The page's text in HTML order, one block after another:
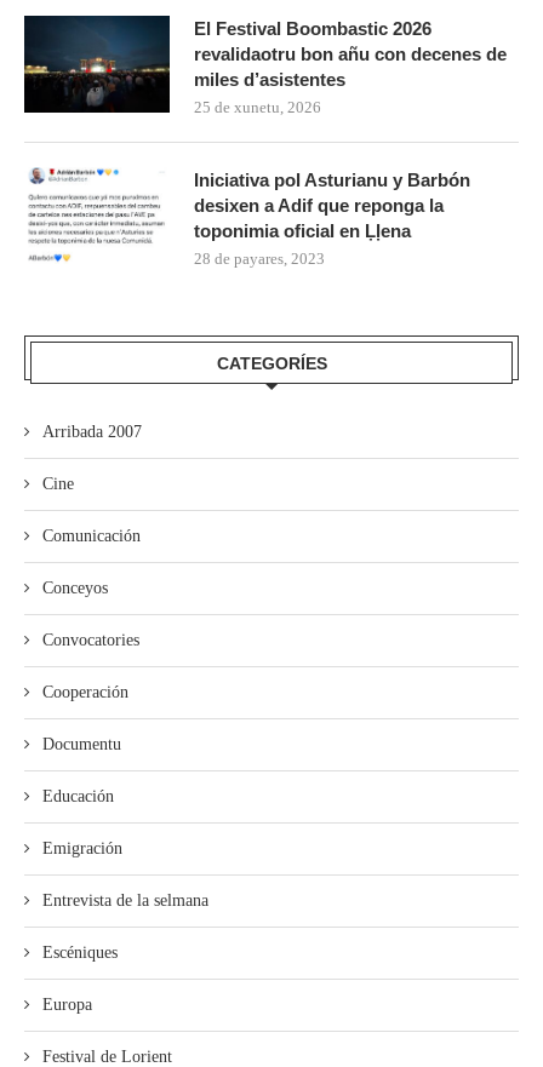
El Festival Boombastic 2026
revalidaotru bon añu con decenes de
miles d’asistentes
25 de xunetu, 2026
Iniciativa pol Asturianu y Barbón
desixen a Adif que reponga la
toponimia oficial en Ḷḷena
28 de payares, 2023
CATEGORÍES
Arribada 2007
Cine
Comunicación
Conceyos
Convocatories
Cooperación
Documentu
Educación
Emigración
Entrevista de la selmana
Escéniques
Europa
Festival de Lorient